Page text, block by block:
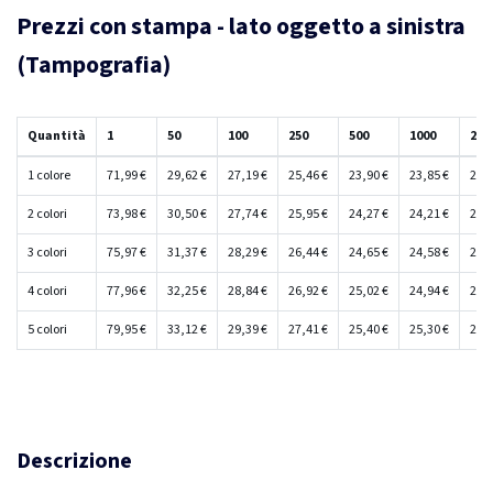
Prezzi con stampa - lato oggetto a sinistra
(Tampografia)
Quantità 1 50 100 250 500 1000
1 colore 71,99 € 29,62 € 27,19 € 25,46 € 23,90 € 23,85 €
2 colori 73,98 € 30,50 € 27,74 € 25,95 € 24,27 € 24,21 €
3 colori 75,97 € 31,37 € 28,29 € 26,44 € 24,65 € 24,58 €
4 colori 77,96 € 32,25 € 28,84 € 26,92 € 25,02 € 24,94 €
5 colori 79,95 € 33,12 € 29,39 € 27,41 € 25,40 € 25,30 €
Descrizione